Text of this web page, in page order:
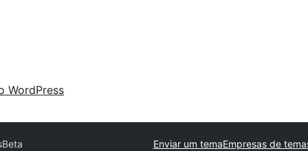
WordPress
Beta Enviar um temaEmpresas de